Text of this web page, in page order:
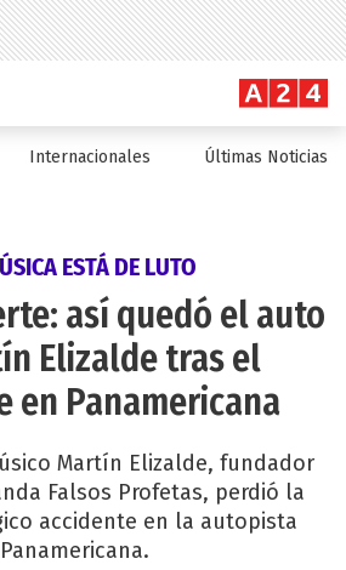
Internacionales Últimas Noticias
ESTÁ DE LUTO
así quedó el auto
Elizalde tras el
en Panamericana
Martín Elizalde, fundador
Falsos Profetas, perdió la
accidente en la autopista
Panamericana.